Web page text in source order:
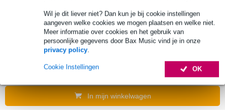
Wil je dit liever niet? Dan kun je bij cookie instellingen
aangeven welke cookies we mogen plaatsen en welke niet.
Meer informatie over cookies en het gebruik van
persoonlijke gegevens door Bax Music vind je in onze
privacy policy.
OK
Cookie Instellingen
Dimavery JSB-610 soft-bag voor Jumbo
akoestische gitaar
In mijn winkelwagen